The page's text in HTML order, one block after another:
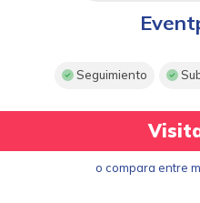
Seguimiento
o compara entre